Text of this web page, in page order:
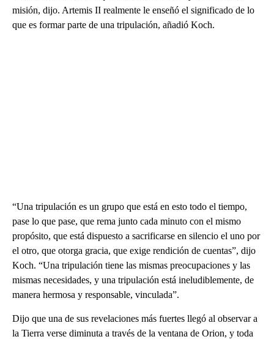
misión, dijo. Artemis II realmente le enseñó el significado de lo
que es formar parte de una tripulación, añadió Koch.
“Una tripulación es un grupo que está en esto todo el tiempo,
pase lo que pase, que rema junto cada minuto con el mismo
propósito, que está dispuesto a sacrificarse en silencio el uno por
el otro, que otorga gracia, que exige rendición de cuentas”, dijo
Koch. “Una tripulación tiene las mismas preocupaciones y las
mismas necesidades, y una tripulación está ineludiblemente, de
manera hermosa y responsable, vinculada”.
Dijo que una de sus revelaciones más fuertes llegó al observar a
la Tierra verse diminuta a través de la ventana de Orion, y toda